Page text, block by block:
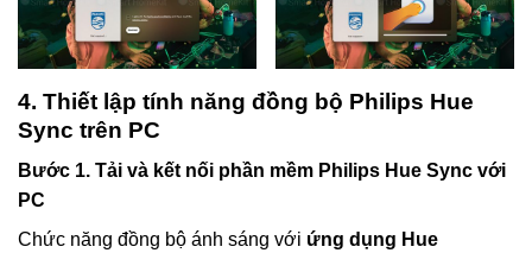
4. Thiết lập tính năng đồng bộ Philips Hue
Sync trên PC
Bước 1. Tải và kết nối phần mềm Philips Hue Sync với
PC
Chức năng đồng bộ ánh sáng với ứng dụng Hue